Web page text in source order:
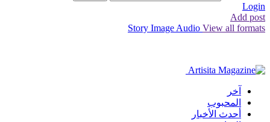
Login
Add post
Story Image Audio View all formats
آخر
المحبوب
أحدث الأخبار